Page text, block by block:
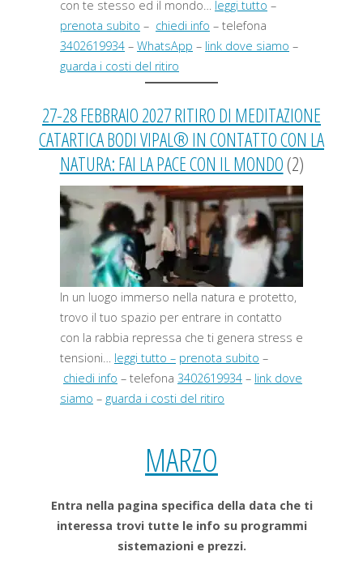
con te stesso ed il mondo… leggi tutto –
prenota subito – chiedi info – telefona
3402619934 – WhatsApp – link dove siamo –
guarda i costi del ritiro
27-28 FEBBRAIO 2027 RITIRO DI MEDITAZIONE
CATARTICA BODI VIPAL® IN CONTATTO CON LA
NATURA: FAI LA PACE CON IL MONDO(2)
In un luogo immerso nella natura e protetto,
trovo il tuo spazio per entrare in contatto
con la rabbia repressa che ti genera stress e
tensioni… leggi tutto – prenota subito –
chiedi info – telefona 3402619934 – link dove
siamo – guarda i costi del ritiro
MARZO
Entra nella pagina specifica della data che ti
interessa trovi tutte le info su programmi
sistemazioni e prezzi.